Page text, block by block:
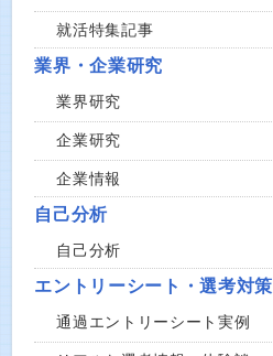
就活特集記事
業界・企業研究
業界研究
企業研究
企業情報
自己分析
自己分析
エントリーシート・選考対策
通過エントリーシート実例